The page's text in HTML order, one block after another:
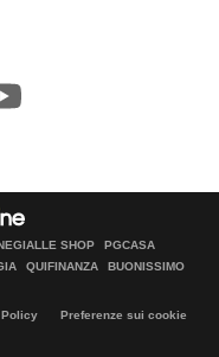
SHOP
PGCASA
QUIFINANZA
BUONISSIMO
Preferenze sui cookie